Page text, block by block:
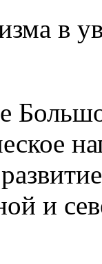
в
и